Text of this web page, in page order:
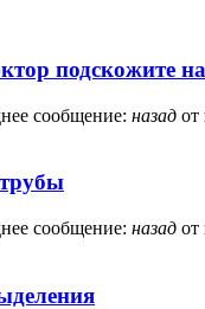
подскожите
сообщение: назад от
сообщение: назад от